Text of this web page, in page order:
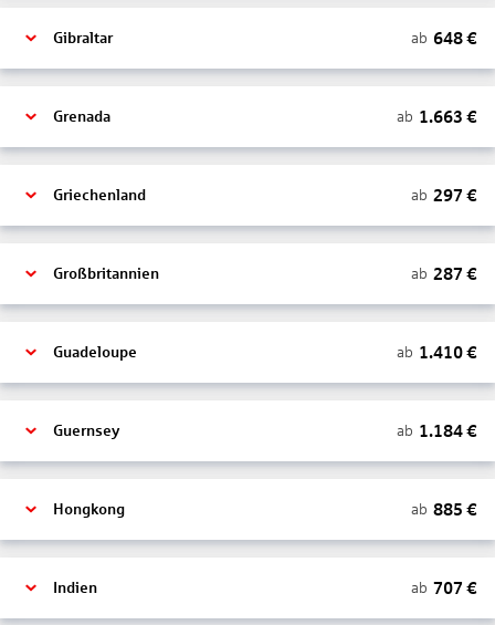
Gibraltar ab 648€
Grenada ab 1.663 €
Griechenland ab 297 €
Großbritannien ab 287 €
Guadeloupe ab 1.410€
Guernsey ab 1.184€
Hongkong ab 885 €
Indien ab 707 €